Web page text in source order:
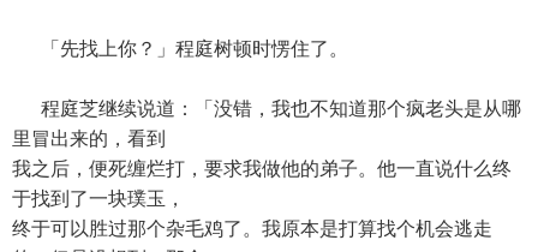
「先找上你？」程庭树顿时愣住了。
程庭芝继续说道：「没错，我也不知道那个疯老头是从哪
里冒出来的，看到
我之后，便死缠烂打，要求我做他的弟子。他一直说什么终
于找到了一块璞玉，
终于可以胜过那个杂毛鸡了。我原本是打算找个机会逃走